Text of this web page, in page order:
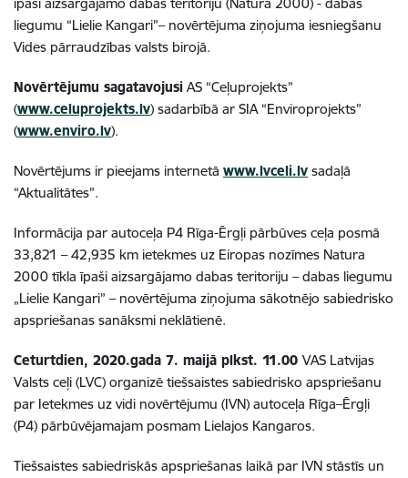
liegumu “Lielie Kangari”– novērtējuma ziņojuma iesniegšanu
Vides pārraudzības valsts birojā.
Novērtējumu sagatavojusi AS “Ceļuprojekts”
(www.celuprojekts.lv) sadarbībā ar SIA “Enviroprojekts”
(www.enviro.lv).
Novērtējums ir pieejams internetā www.lvceli.lv sadaļā
“Aktualitātes”.
Informācija par autoceļa P4 Rīga-Ērgļi pārbūves ceļa posmā
33,821 – 42,935 km ietekmes uz Eiropas nozīmes Natura
2000 tīkla īpaši aizsargājamo dabas teritoriju – dabas liegumu
„Lielie Kangari” – novērtējuma ziņojuma sākotnējo sabiedrisko
apspriešanas sanāksmi neklātienē.
Ceturtdien, 2020.gada 7. maijā plkst. 11.00 VAS Latvijas
Valsts ceļi (LVC) organizē tiešsaistes sabiedrisko apspriešanu
par Ietekmes uz vidi novērtējumu (IVN) autoceļa Rīga–Ērgļi
(P4) pārbūvējamajam posmam Lielajos Kangaros.
Tiešsaistes sabiedriskās apspriešanas laikā par IVN stāstīs un